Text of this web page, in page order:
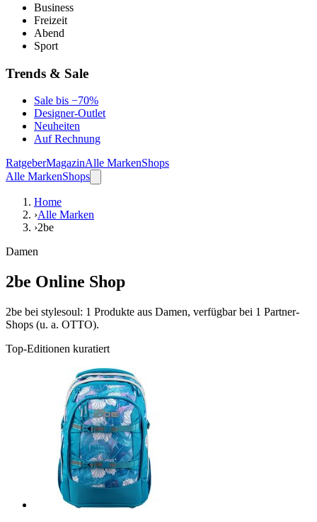
Business
Freizeit
Abend
Sport
Trends & Sale
Sale bis −70%
Designer-Outlet
Neuheiten
Auf Rechnung
RatgeberMagazinAlle MarkenShops
Alle MarkenShops
Home
›Alle Marken
›2be
Damen
2be Online Shop
2be bei stylesoul: 1 Produkte aus Damen, verfügbar bei 1 Partner-
Shops (u. a. OTTO).
Top-Editionen kuratiert